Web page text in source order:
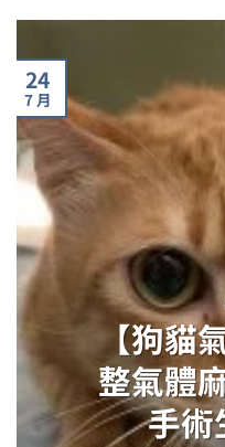
【狗貓
整氣體
手術
24
7 月